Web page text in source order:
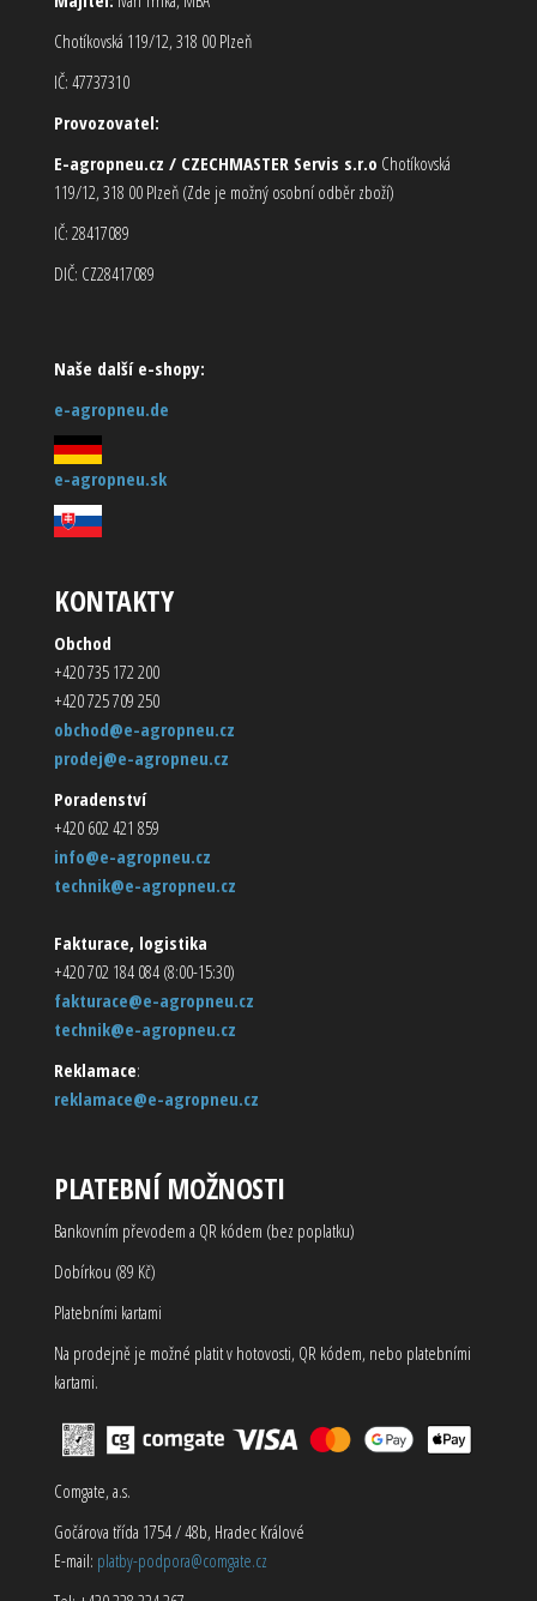
Chotíkovská 119/12, 318 00 Plzeň
IČ: 47737310
Provozovatel:
E-agropneu.cz / CZECHMASTER Servis s.r.o Chotíkovská
119/12, 318 00 Plzeň (Zde je možný osobní odběr zboží)
IČ: 28417089
DIČ: CZ28417089
Naše další e-shopy:
e-agropneu.de
e-agropneu.sk
KONTAKTY
Obchod
+420 735 172 200
+420 725 709 250
obchod@e-agropneu.cz
prodej@e-agropneu.cz
Poradenství
+420 602 421 859
info@e-agropneu.cz
technik@e-agropneu.cz
Fakturace, logistika
+420 702 184 084 (8:00-15:30)
fakturace@e-agropneu.cz
technik@e-agropneu.cz
Reklamace:
reklamace@e-agropneu.cz
PLATEBNÍ MOŽNOSTI
Bankovním převodem a QR kódem (bez poplatku)
Dobírkou (89 Kč)
Platebními kartami
Na prodejně je možné platit v hotovosti, QR kódem, nebo platebními
kartami.
Comgate, a.s.
Gočárova třída 1754 / 48b, Hradec Králové
E-mail: platby-podpora@comgate.cz